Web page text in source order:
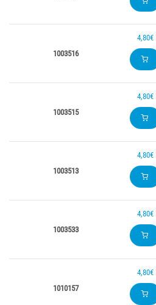
1003516
4,80€
1003515
4,80€
1003513
4,80€
1003533
4,80€
1010157
4,80€